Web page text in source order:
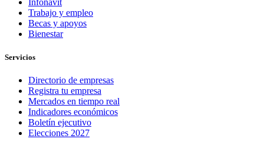
Infonavit
Trabajo y empleo
Becas y apoyos
Bienestar
Servicios
Directorio de empresas
Registra tu empresa
Mercados en tiempo real
Indicadores económicos
Boletín ejecutivo
Elecciones 2027